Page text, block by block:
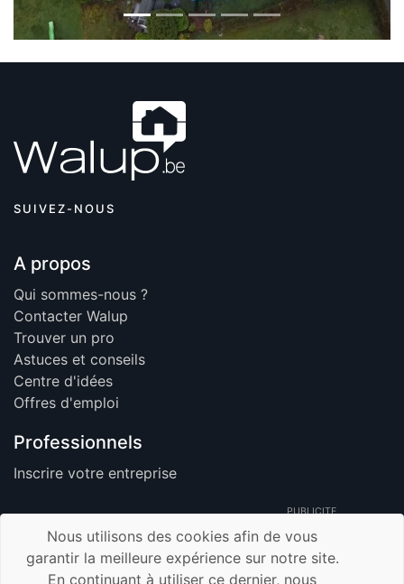
SUIVEZ-NOUS
A propos
Qui sommes-nous ?
Contacter Walup
Trouver un pro
Astuces et conseils
Centre d'idées
Offres d'emploi
Professionnels
Inscrire votre entreprise
PUBLICITE
Nous utilisons des cookies afin de vous
garantir la meilleure expérience sur notre site.
En continuant à utiliser ce dernier, nous